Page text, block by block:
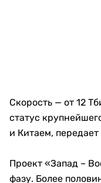
Скорость — от 12
статус
и Китаем, передает
Проект «Запад –
фазу. Более